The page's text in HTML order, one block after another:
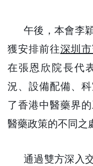
午後，本會李
獲安排前往深圳
在張恩欣院長代
況、設備配備、
了香港中醫藥界
醫藥政策的不同之
通過雙方深入